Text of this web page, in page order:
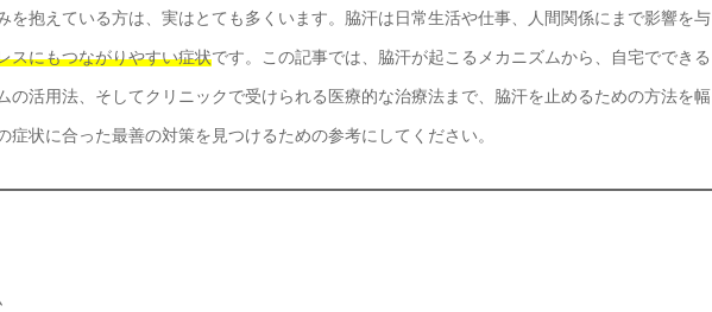
抱えている方は、実はとても多くいます。脇汗は日常生活や仕事、人間関係にまで影響を与
スにもつながりやすい症状です。この記事では、脇汗が起こるメカニズムから、自宅でできる
の活用法、そしてクリニックで受けられる医療的な治療法まで、脇汗を止めるための方法を幅
症状に合った最善の対策を見つけるための参考にしてください。